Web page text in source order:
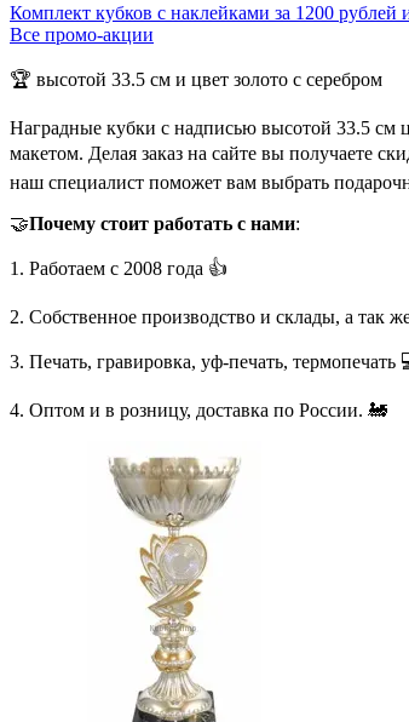
Комплект кубков с наклейками за 1200
Все промо-акции
🏆 высотой 33.5 см и цвет золото с серебром
Наградные кубки с надписью высотой 33.5 см
макетом. Делая заказ на сайте вы получаете
наш специалист поможет вам выбрать
🤝Почему стоит работать с нами:
1. Работаем с 2008 года 👍
2. Собственное производство и склады, а так
3. Печать, гравировка, уф-печать, термопечать
4. Оптом и в розницу, доставка по России. 🚂